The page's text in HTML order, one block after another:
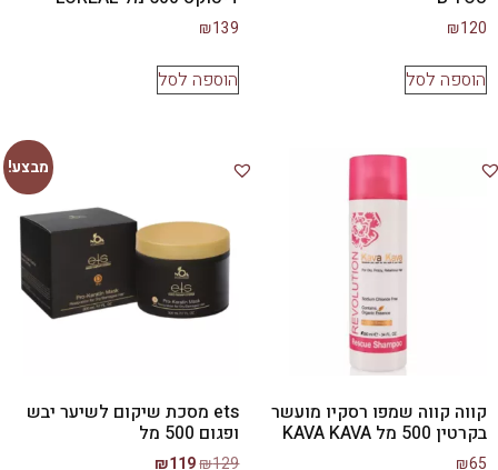
₪120
הוספה לסל
₪139
הוספה לסל
קווה קווה שמפו רסקיו מועשר
בקרטין 500 מל KAVA KAVA
₪65
מבצע!
ets מסכת שיקום לשיער יבש
ופגום 500 מל
₪129
₪119